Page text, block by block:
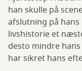
han skulle på
afslutning på
livshistorie et
desto mindre
har sikret hans